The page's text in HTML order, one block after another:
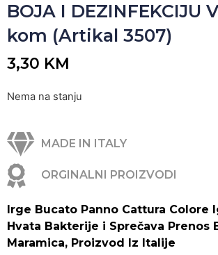
BOJA I DEZINFEKCIJU
kom (Artikal 3507)
3,30 KM
Nema na stanju
MADE IN ITALY
ORGINALNI PROIZVODI
Irge Bucato Panno Cattura Colore
Hvata Bakterije i Sprečava Prenos
Maramica, Proizvod Iz Italije